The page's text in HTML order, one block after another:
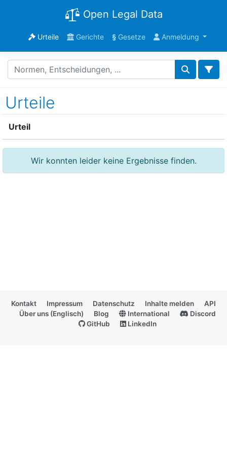
Open Legal Data
Urteile Gerichte §Gesetze Anmeldung
Urteile
Urteil
Wir konnten leider keine Ergebnisse finden.
Kontakt Impressum Datenschutz Inhalte melden
API
Über uns (Englisch)
Blog International
Discord
GitHub
LinkedIn